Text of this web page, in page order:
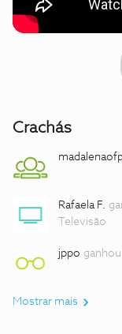
Crachás
Rafaela F.
Televisão
jppo
Mostrar mais